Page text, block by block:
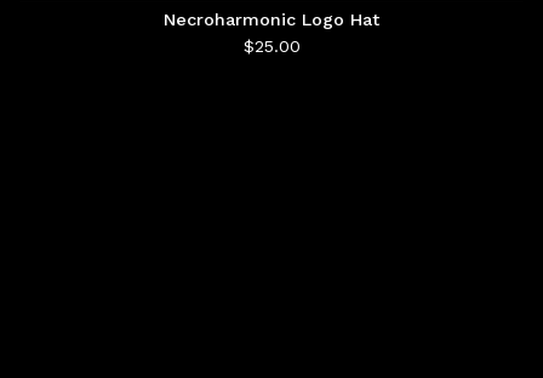
Necroharmonic Logo Hat
$25.00